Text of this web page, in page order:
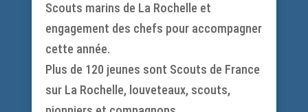
Scouts marins de La Rochelle et
engagement des chefs pour accompagner
cette année.
Plus de 120 jeunes sont Scouts de France
sur La Rochelle, louveteaux, scouts,